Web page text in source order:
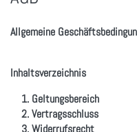
Allgemeine
Inhaltsverzeichnis
1. Geltungsbereich
2. Vertragsschluss
3. Widerrufsrecht